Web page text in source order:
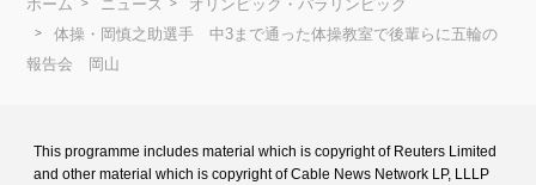
ホーム ニュース
オリンピック・パラリンピック
体操・岡慎之助選手 中3まで通った体操教室で後輩らに五輪の
報告会 岡山
This programme includes material which is copyright of Reuters Limited
and other material which is copyright of Cable News Network LP, LLLP